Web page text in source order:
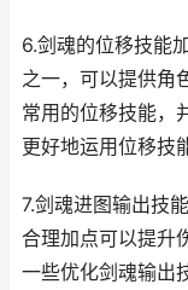
6.剑魂的位移技能
之一，可以提供角
常用的位移技能，
更好地运用位移技
7.剑魂进图输出技
合理加点可以提升
一些优化剑魂输出